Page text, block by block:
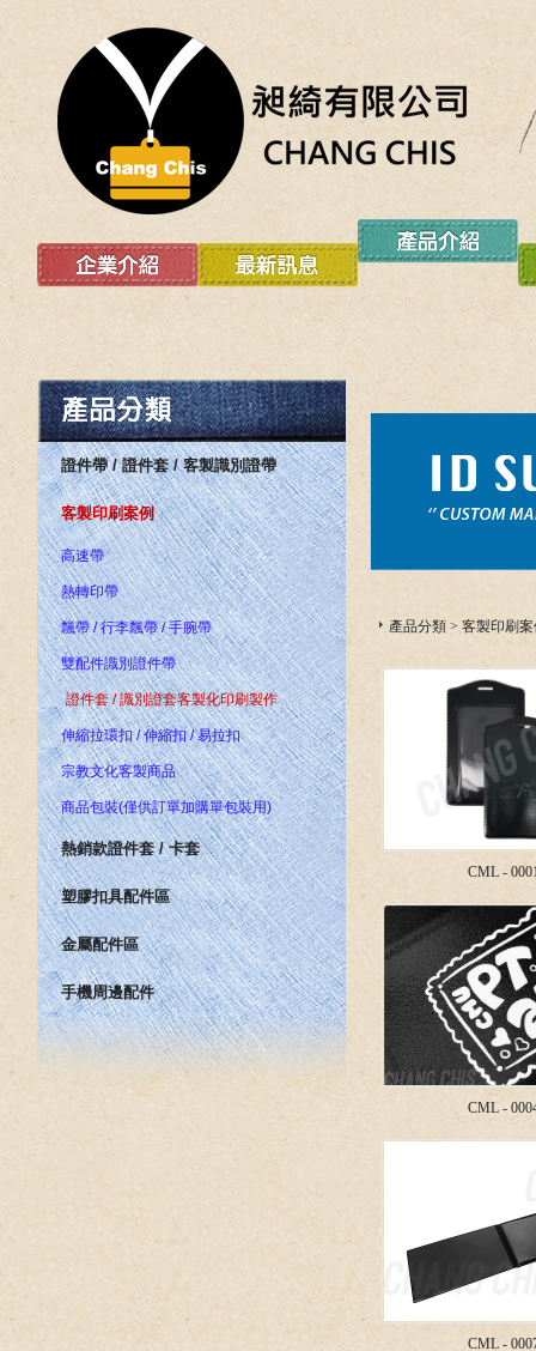
證件帶 / 證件套 / 客製識別證帶
客製印刷案例
高速帶
熱轉印帶
飄帶 / 行李飄帶 / 手腕帶
雙配件識別證件帶
證件套 / 識別證套客製化印刷製作
伸縮拉環扣 / 伸縮扣 / 易拉扣
宗教文化客製商品
商品包裝(僅供訂單加購單包裝用)
熱銷款證件套 / 卡套
塑膠扣具配件區
金屬配件區
手機周邊配件
產品分類 > 客製印刷
CML -
CML -
CML -